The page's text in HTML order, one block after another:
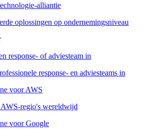
alliantie
oplossingen op ondernemingsniveau
response- of adviesteam in
response- en adviesteams in
voor AWS
regio's wereldwijd
voor Google